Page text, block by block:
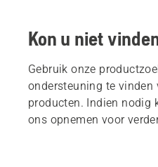
Kon u niet
Gebruik onze
ondersteuning te vinden
producten. Indien nodig
ons opnemen voor